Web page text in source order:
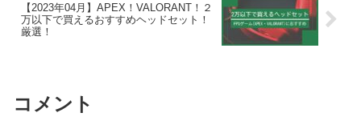
【2023年04月】APEX！VALORANT！２
万以下で買えるおすすめヘッドセット！
厳選！
コメント